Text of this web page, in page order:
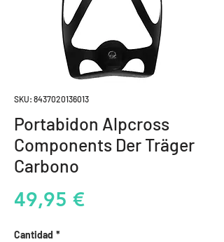
SKU: 8437020136013
Portabidon Alpcross
Components Der Träger
Carbono
49,95 €Precio
Cantidad *